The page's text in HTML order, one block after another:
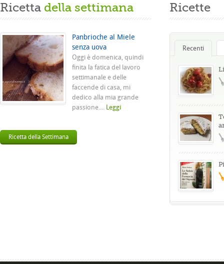
Ricetta della settimana
Panbrioche al Miele
senza uova
Oggi è domenica, quindi
finita la fatica del lavoro
settimanale e delle
faccende di casa, mi
dedico alla mia grande
passione.... Leggi
Ricetta della Settimana
Ricette
Recenti